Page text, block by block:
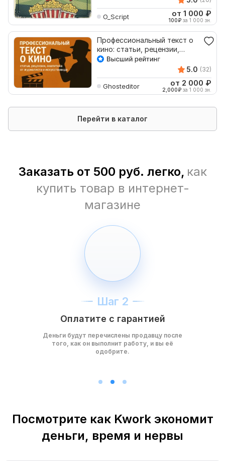
O_Script от 1 000 ₽
100₽ за 1 000 зн.
Профессиональный текст о
кино: статьи, рецензии,
аналитика
5.0 (32)
Ghosteditor от 2 000 ₽
2,000₽ за 1 000 зн.
Перейти в каталог
Заказать от 500 руб. легко, как
купить товар в интернет-
магазине
Шаг 2
Оплатите с гарантией
Деньги будут перечислены продавцу после
того, как он выполнит работу, и вы её
одобрите.
Посмотрите как Kwork экономит
деньги, время и нервы